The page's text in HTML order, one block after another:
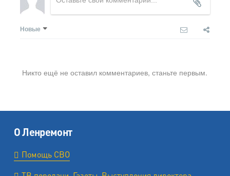
Новые
Никто ещё не оставил комментариев, станьте первым.
О Ленремонт
Помощь СВО